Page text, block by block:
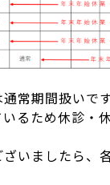
常期間扱いで
るため休診・
ざいましたら、